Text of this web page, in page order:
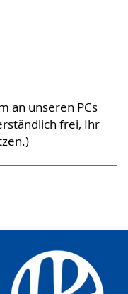
an unseren PCs
frei, Ihr